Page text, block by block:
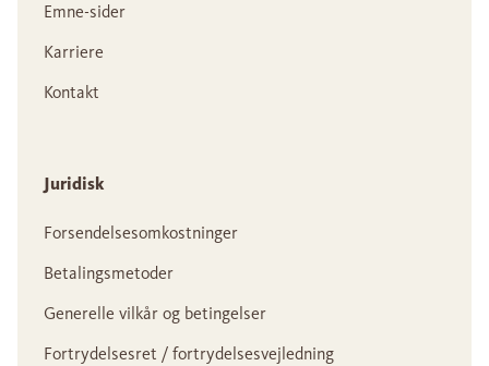
Emne-sider
Karriere
Kontakt
Juridisk
Forsendelsesomkostninger
Betalingsmetoder
Generelle vilkår og betingelser
Fortrydelsesret / fortrydelsesvejledning